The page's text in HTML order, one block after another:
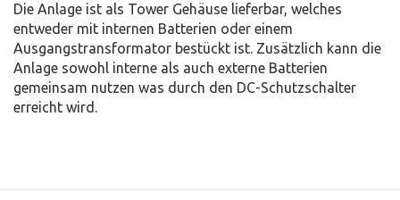
Die Anlage ist als Tower Gehäuse lieferbar, welches
entweder mit internen Batterien oder einem
Ausgangstransformator bestückt ist. Zusätzlich kann die
Anlage sowohl interne als auch externe Batterien
gemeinsam nutzen was durch den DC-Schutzschalter
erreicht wird.